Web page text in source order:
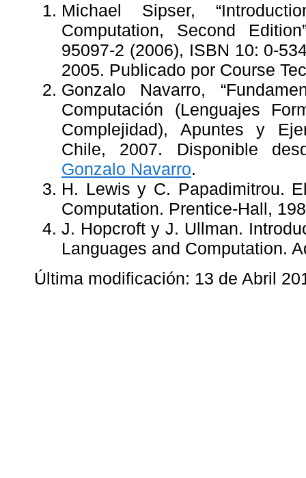
Michael Sipser,
Computation, Second
95097-2 (2006), ISBN 10: 0-
2005. Publicado por Course
Gonzalo Navarro,
Computación (Lenguajes
Complejidad), Apuntes y
Chile, 2007. Disponible
Gonzalo Navarro.
H. Lewis y C. Papadimitrou.
Computation. Prentice-Hall,
J. Hopcroft y J. Ullman.
Languages and Computation.
Última modificación: 13 de Abril